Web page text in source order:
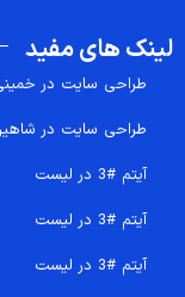
لینک های مفید
طراحی سایت در
طراحی سایت در
آیتم #3 در لیست
آیتم #3 در لیست
آیتم #3 در لیست